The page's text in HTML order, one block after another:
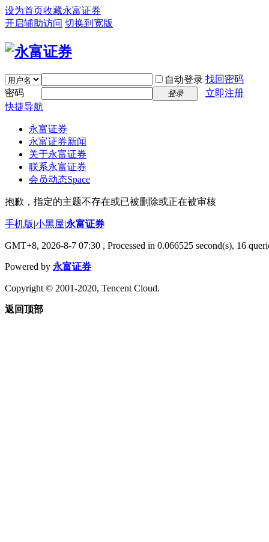
设为首页收藏永富证券
开启辅助访问 切换到宽版
自动登录 找回密码
密码
登录
立即注册
快捷导航
永富证券
永富证券新闻
关于永富证券
联系永富证券
会员动态Space
抱歉，指定的主题不存在或已被删除或正在被审核
手机版|小黑屋|永富证券
GMT+8, 2026-8-7 07:30 , Processed in 0.066525 second(s), 16
Powered by 永富证券
Copyright © 2001-2020, Tencent Cloud.
返回顶部